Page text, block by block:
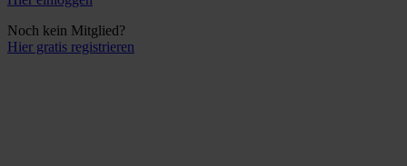
Noch kein Mitglied?
Hier gratis registrieren